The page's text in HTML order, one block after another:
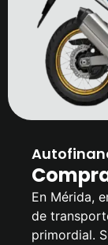
En Mérida,
de
primordial.